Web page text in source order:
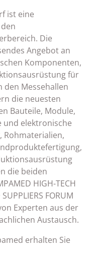
ist eine
Die
Angebot an
Komponenten,
für
den Messehallen
die neuesten
Bauteile, Module,
und elektronische
Rohmaterialien,
die beiden
HIGH-TECH
FORUM
Experten aus der
Austausch.
erhalten Sie